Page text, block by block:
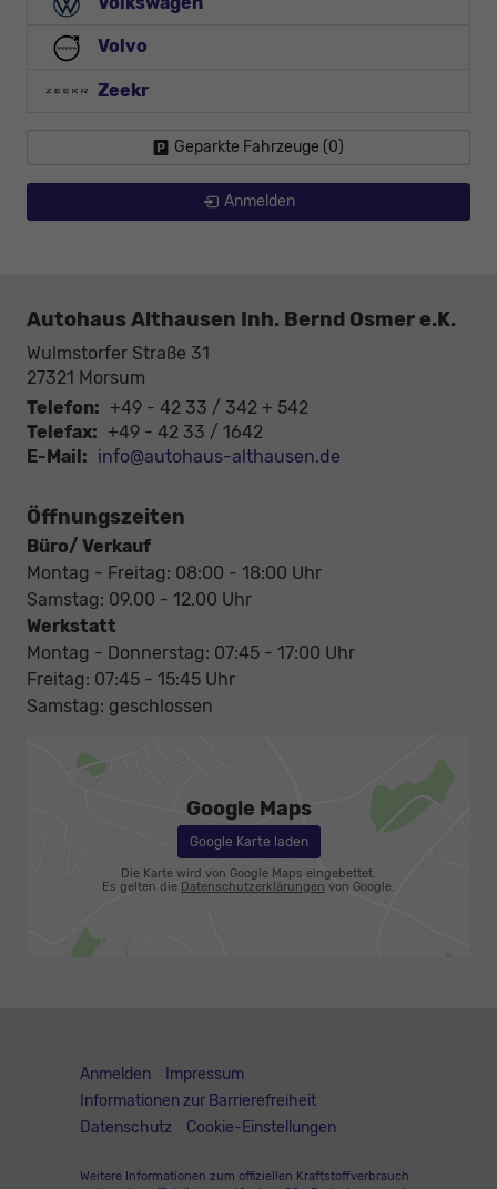
Volvo
Zeekr
Geparkte Fahrzeuge (0)
Anmelden
Autohaus Althausen Inh. Bernd Osmer e.K.
Wulmstorfer Straße 31
27321 Morsum
Telefon: +49 - 42 33 / 342 + 542
Telefax: +49 - 42 33 / 1642
E-Mail: info@autohaus-althausen.de
Öffnungszeiten
Büro/ Verkauf
Montag - Freitag: 08:00 - 18:00 Uhr
Samstag: 09.00 - 12.00 Uhr
Werkstatt
Montag - Donnerstag: 07:45 - 17:00 Uhr
Freitag: 07:45 - 15:45 Uhr
Samstag: geschlossen
Google Maps
Google Karte laden
Die Karte wird von Google Maps eingebettet.
Es gelten die Datenschutzerklärungen von Google.
Anmelden
Impressum
Informationen zur Barrierefreiheit
Datenschutz
Cookie-Einstellungen
Weitere Informationen zum offiziellen Kraftstoffverbrauch